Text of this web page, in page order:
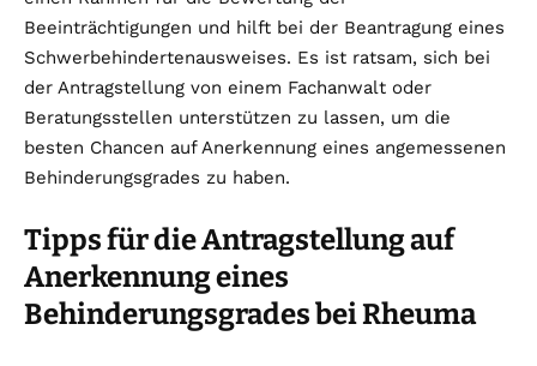
Beeinträchtigungen und hilft bei der Beantragung eines
Schwerbehindertenausweises. Es ist ratsam, sich bei
der Antragstellung von einem Fachanwalt oder
Beratungsstellen unterstützen zu lassen, um die
besten Chancen auf Anerkennung eines angemessenen
Behinderungsgrades zu haben.
Tipps für die Antragstellung auf
Anerkennung eines
Behinderungsgrades bei Rheuma